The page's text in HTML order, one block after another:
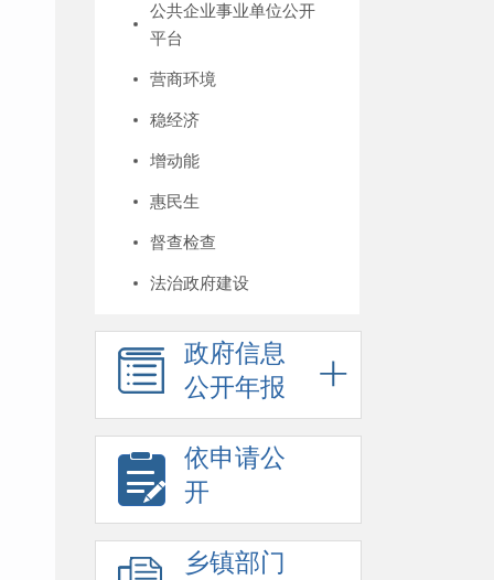
公共企业事业单位公开
平台
营商环境
稳经济
增动能
惠民生
督查检查
法治政府建设
政府信息
公开年报
依申请公
开
乡镇部门